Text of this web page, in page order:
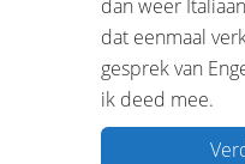
dan weer
dat eenmaal
gesprek van
ik deed mee.